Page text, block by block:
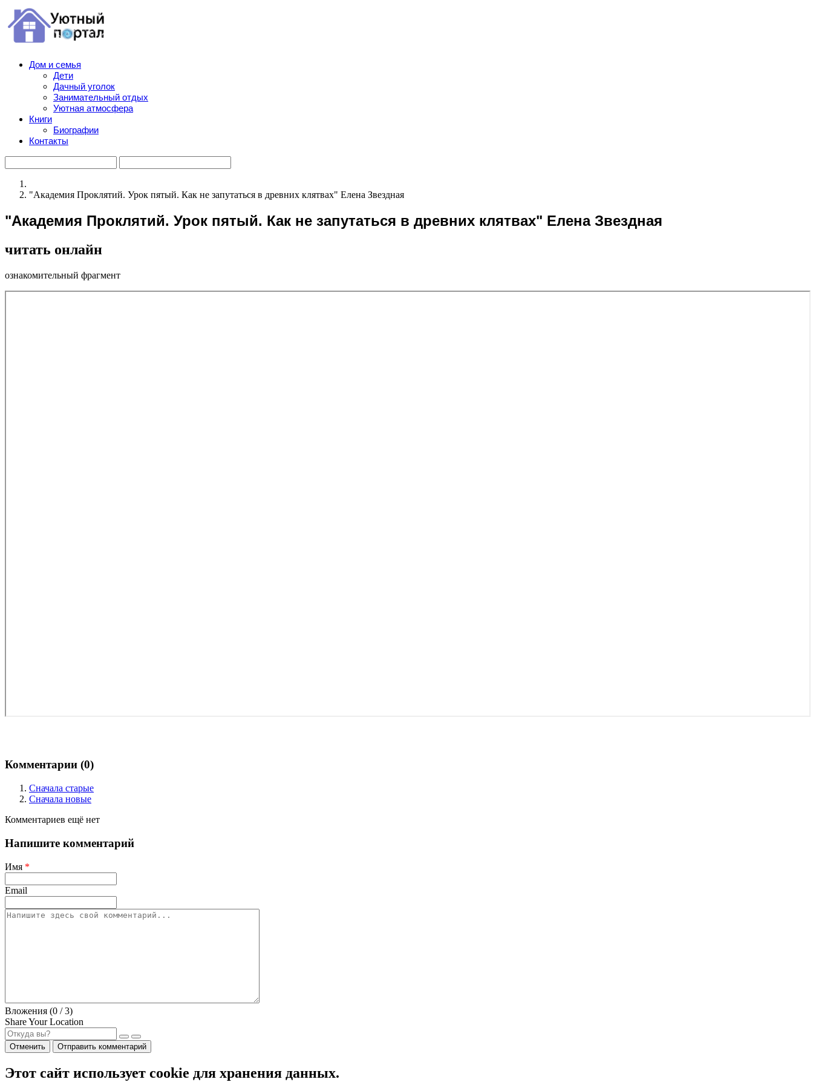
Дом и семья
Дети
Дачный уголок
Занимательный отдых
Уютная атмосфера
Книги
Биографии
Контакты
"Академия Проклятий. Урок пятый. Как не запутаться в древних клятвах" Елена Звездная
"Академия Проклятий. Урок пятый. Как не запутаться в древних клятвах" Елена Звездная
читать онлайн
ознакомительный фрагмент
Комментарии (0)
Сначала старые
Сначала новые
Комментариев ещё нет
Напишите комментарий
Имя *
Email
Вложения (0 / 3)
Share Your Location
Отменить Отправить комментарий
Этот сайт использует cookie для хранения данных.